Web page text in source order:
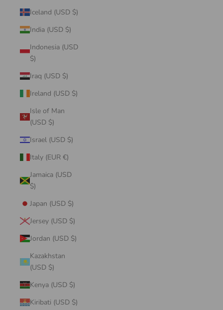
Iceland (USD $)
India (USD $)
Indonesia (USD
$)
Iraq (USD $)
Ireland (USD $)
Isle of Man
(USD $)
Israel (USD $)
Italy (EUR €)
Jamaica (USD
$)
Japan (USD $)
Jersey (USD $)
Jordan (USD $)
Kazakhstan
(USD $)
Kenya (USD $)
Kiribati (USD $)